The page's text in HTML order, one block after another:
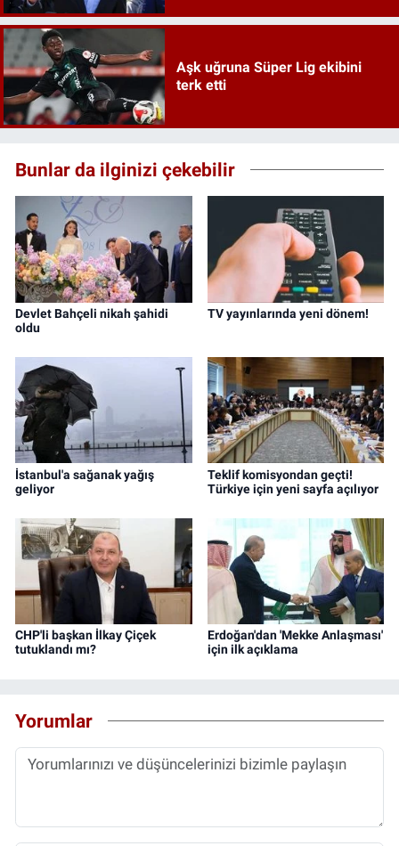
Aşk uğruna Süper Lig ekibini
terk etti
Bunlar da ilginizi çekebilir
Devlet Bahçeli nikah şahidi
oldu
TV yayınlarında yeni dönem!
İstanbul'a sağanak yağış
geliyor
Teklif komisyondan geçti!
Türkiye için yeni sayfa açılıyor
CHP'li başkan İlkay Çiçek
tutuklandı mı?
Erdoğan'dan 'Mekke Anlaşması'
için ilk açıklama
Yorumlar